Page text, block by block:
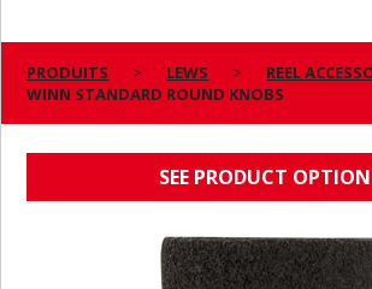
PRODUITS LEWS
REEL
WINN STANDARD ROUND KNOBS
SEE PRODUCT